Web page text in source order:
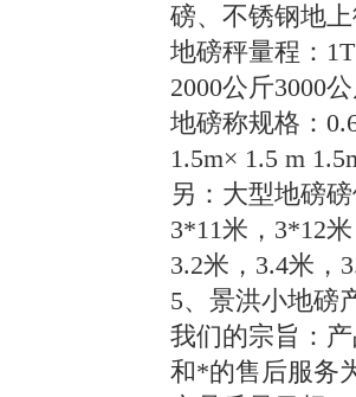
磅、不锈钢地
地磅秤量程：
2000公斤3000
地磅称规格：
1.5m× 1.5 m
另：大型地磅
3*11米， 3*12
3.2米， 3.4米，
5、景洪小地磅
我们的宗旨：
和*的售后服务